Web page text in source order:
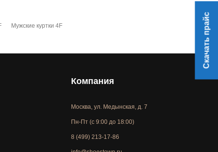
Мужские куртки 4F
Компания
Москва, ул. Медынская, д. 7
Пн-Пт (с 9:00 до 18:00)
8 (499) 213-17-86
Скачать прайс